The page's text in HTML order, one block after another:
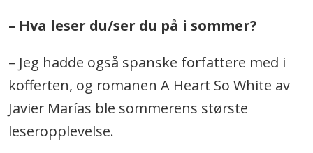
– Hva leser du/ser du på i sommer?
– Jeg hadde også spanske forfattere med i
kofferten, og romanen A Heart So White av
Javier Marías ble sommerens største
leseropplevelse.